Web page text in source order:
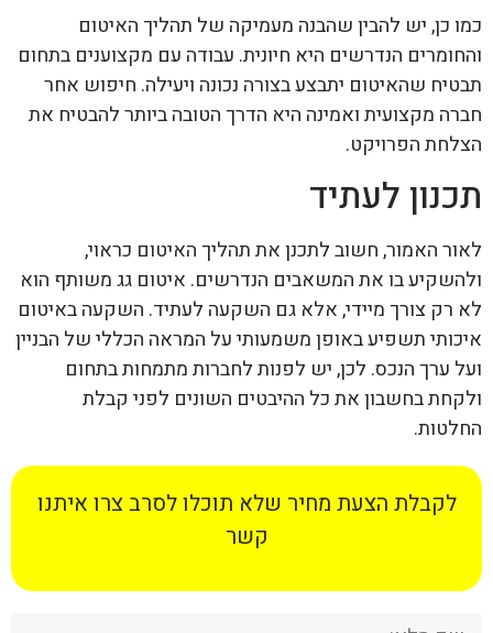
כמו כן, יש להבין שהבנה מעמיקה של תהליך האיטום
והחומרים הנדרשים היא חיונית. עבודה עם מקצוענים בתחום
תבטיח שהאיטום יתבצע בצורה נכונה ויעילה. חיפוש אחר
חברה מקצועית ואמינה היא הדרך הטובה ביותר להבטיח את
הצלחת הפרויקט.
תכנון לעתיד
לאור האמור, חשוב לתכנן את תהליך האיטום כראוי,
ולהשקיע בו את המשאבים הנדרשים. איטום גג משותף הוא
לא רק צורך מיידי, אלא גם השקעה לעתיד. השקעה באיטום
איכותי תשפיע באופן משמעותי על המראה הכללי של הבניין
ועל ערך הנכס. לכן, יש לפנות לחברות מתמחות בתחום
ולקחת בחשבון את כל ההיבטים השונים לפני קבלת
החלטות.
לקבלת הצעת מחיר שלא תוכלו לסרב צרו איתנו
קשר